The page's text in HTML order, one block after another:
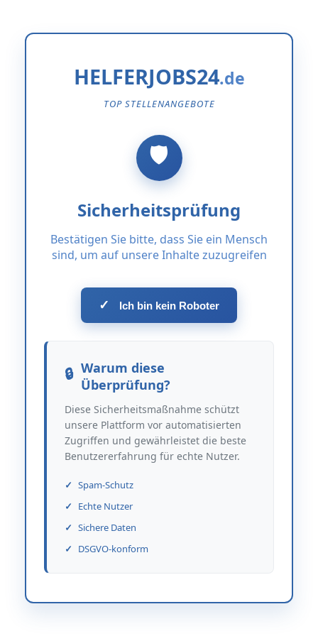
HELFERJOBS24
TOP STELLENANGEBOTE
Sicherheitsprüfung
Bestätigen Sie bitte, dass Sie ein Mensch
sind, um auf unsere Inhalte zuzugreifen
✓ Ich bin kein Roboter
Warum diese
Überprüfung?
Diese Sicherheitsmaßnahme schützt
unsere Plattform vor automatisierten
Zugriffen und gewährleistet die beste
Benutzererfahrung für echte Nutzer.
Spam-Schutz
Echte Nutzer
Sichere Daten
DSGVO-konform